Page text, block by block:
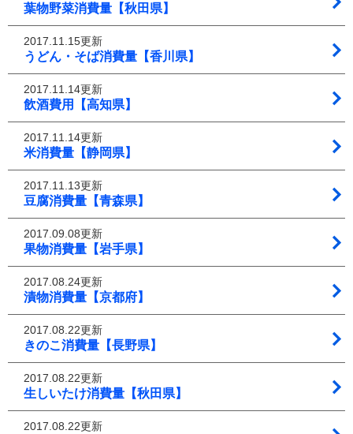
葉物野菜消費量【秋田県】
2017.11.15更新
うどん・そば消費量【香川県】
2017.11.14更新
飲酒費用【高知県】
2017.11.14更新
米消費量【静岡県】
2017.11.13更新
豆腐消費量【青森県】
2017.09.08更新
果物消費量【岩手県】
2017.08.24更新
漬物消費量【京都府】
2017.08.22更新
きのこ消費量【長野県】
2017.08.22更新
生しいたけ消費量【秋田県】
2017.08.22更新